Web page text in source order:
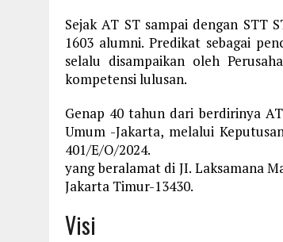
Sejak AT ST sampai dengan STT
1603 alumni. Predikat sebagai
selalu disampaikan oleh
kompetensi lulusan.
Genap 40 tahun dari berdirinya
Umum -Jakarta, melalui
401/E/O/2024.
yang beralamat di JI. Laksamana
Jakarta Timur-13430.
Visi